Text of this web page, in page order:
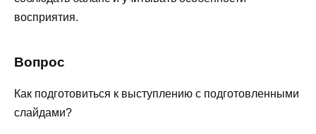
восприятия.
Вопрос
Как подготовиться к выступлению с подготовленными
слайдами?